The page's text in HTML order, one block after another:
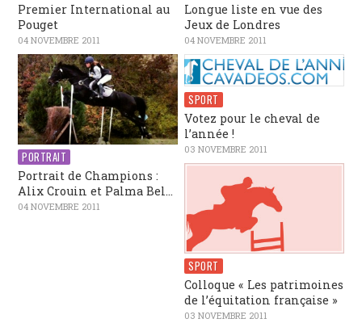
Premier International au
Pouget
04 NOVEMBRE 2011
Longue liste en vue des
Jeux de Londres
04 NOVEMBRE 2011
PORTRAIT
Portrait de Champions :
Alix Crouin et Palma Bel...
04 NOVEMBRE 2011
SPORT
Votez pour le cheval de
l’année !
03 NOVEMBRE 2011
SPORT
Colloque « Les patrimoines
de l’équitation française »
03 NOVEMBRE 2011